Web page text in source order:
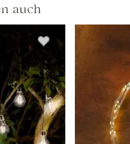
auch